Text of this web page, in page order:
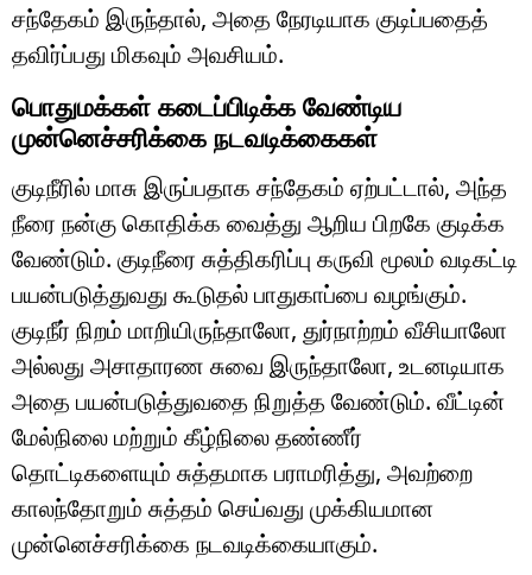
சந்தேகம் இருந்தால், அதை நேரடியாக குடிப்பதைத்
தவிர்ப்பது மிகவும் அவசியம்.
பொதுமக்கள் கடைப்பிடிக்க வேண்டிய
முன்னெச்சரிக்கை நடவடிக்கைகள்
குடிநீரில் மாசு இருப்பதாக சந்தேகம் ஏற்பட்டால், அந்த
நீரை நன்கு கொதிக்க வைத்து ஆறிய பிறகே குடிக்க
வேண்டும். குடிநீரை சுத்திகரிப்பு கருவி மூலம் வடிகட்டி
பயன்படுத்துவது கூடுதல் பாதுகாப்பை வழங்கும்.
குடிநீர் நிறம் மாறியிருந்தாலோ, துர்நாற்றம் வீசியாலோ
அல்லது அசாதாரண சுவை இருந்தாலோ, உடனடியாக
அதை பயன்படுத்துவதை நிறுத்த வேண்டும். வீட்டின்
மேல்நிலை மற்றும் கீழ்நிலை தண்ணீர்
தொட்டிகளையும் சுத்தமாக பராமரித்து, அவற்றை
காலந்தோறும் சுத்தம் செய்வது முக்கியமான
முன்னெச்சரிக்கை நடவடிக்கையாகும்.